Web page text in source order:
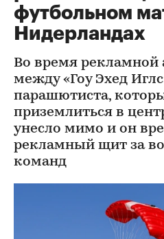
футбольном
Нидерландах
Во время рекламной
между «Гоу Эхед
парашютиста,
приземлиться в
унесло мимо и он
рекламный щит за
команд